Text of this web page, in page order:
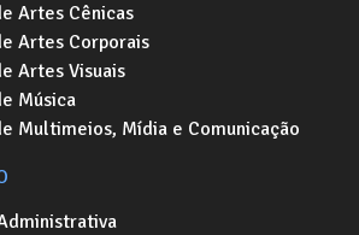
Artes Cênicas
Artes Corporais
Artes Visuais
Música
Multimeios, Mídia e Comunicação